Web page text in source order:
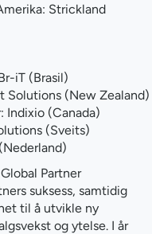
Strickland
iT (Brasil)
Solutions (New Zealand)
Indixio (Canada)
(Sveits)
Partner
suksess, samtidig
til å utvikle ny
og ytelse. I år